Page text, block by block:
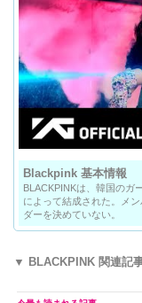
Blackpink 基本情報
BLACKPINKは、韓国のガ
によって結成された。メ
ダーを決めていない。
▼ BLACKPINK 関連記